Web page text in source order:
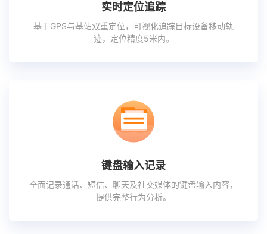
实时定位追踪
基于GPS与基站双重定位，可视化追踪目标设备移动轨
迹，定位精度5米内。
键盘输入记录
全面记录通话、短信、聊天及社交媒体的键盘输入内容，
提供完整行为分析。